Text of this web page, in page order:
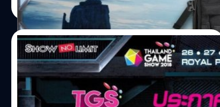
: https://goo.gl/ZA5hou ดาวน์โหลดแอปฯ TrueMoney
Wallet เพื่อซื้อบัตร : https://goo.gl/Pb3jgq ดาวน์โหลด
แอปฯ Thailand Game Show เพื่อลุ้นรางวัล Android
: https://goo.gl/TKFWwZ iOS : https://goo.gl/tsX83z
ขออภัยในความไม่สะดวกด้วยค่า สำหรับใครที่พบปัญหาไม่
สามารถกรอกโค้ดเพื่อร่วมสนุกลุ้นรางวัลกิจกรรม TGS
EVERYDAY ได้ในมือถือบางรุ่น สามารถนำโค้ดมากรอกที่นี่ได้
เพื่อร่วมสนุกกับกิจกรรมค่ะ
Read More
23/10/2018
ประกาศผู้โชคดีกิจกรรม TGS EVERYDAY
ประจำวันที่ 22 ต.ค. 61 รีบซื้อบัตรงาน TGS
2018 แล้วคุณจะเป็นผู้โชคดีคนต่อไป
?ประกาศชื่อผู้โชคดี? กับกิจกรรม TGS EVERYDAY จากการ